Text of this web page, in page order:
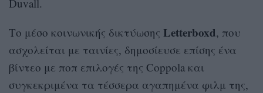
Duvall.
Το μέσο κοινωνικής δικτύωσης Letterboxd, που
ασχολείται με ταινίες, δημοσίευσε επίσης ένα
βίντεο με ποπ επιλογές της Coppola και
συγκεκριμένα τα τέσσερα αγαπημένα φιλμ της,